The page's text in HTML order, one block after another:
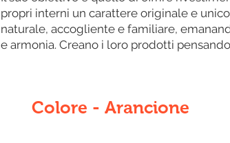
propri interni un carattere originale e
naturale, accogliente e familiare,
e armonia. Creano i loro prodotti
Colore - Arancione